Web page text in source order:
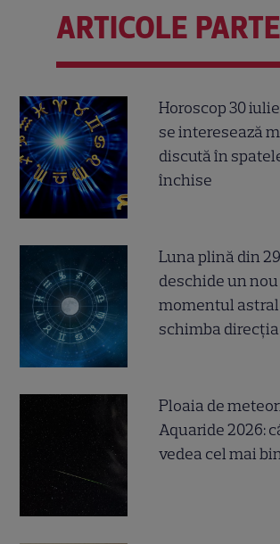
ARTICOLE
Horoscop 30
se interesează
discută în
închise
Luna plină din
deschide un
momentul
schimba
Ploaia de
Aquaride 2026:
vedea cel mai